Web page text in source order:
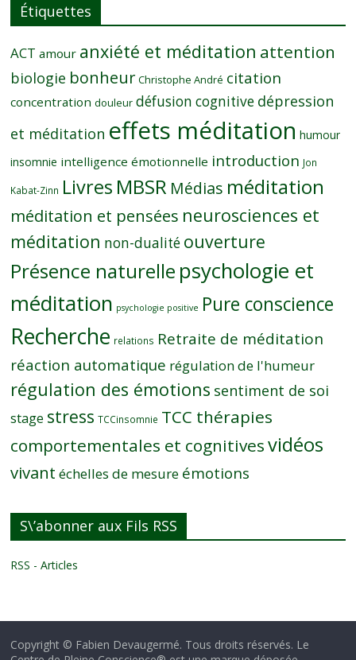
Étiquettes
ACT amour anxiété et méditation attention
biologie bonheur Christophe André citation
concentration douleur défusion cognitive dépression
et méditation effets méditation humour
insomnie intelligence émotionnelle introduction Jon
Kabat-Zinn Livres MBSR Médias méditation
méditation et pensées neurosciences et
méditation non-dualité ouverture
Présence naturelle psychologie et
méditation psychologie positive Pure conscience
Recherche relations Retraite de méditation
réaction automatique régulation de l'humeur
régulation des émotions sentiment de soi
stage stress TCCinsomnie TCC thérapies
comportementales et cognitivesvidéos
vivant échelles de mesure émotions
S\’abonner aux Fils RSS
RSS - Articles
Copyright © Fabien Devaugermé. Tous droits réservés. Le